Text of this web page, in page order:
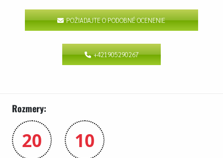
POŽIADAJTE O PODOBNÉ OCENENIE
+421905290267
Rozmery:
20 10